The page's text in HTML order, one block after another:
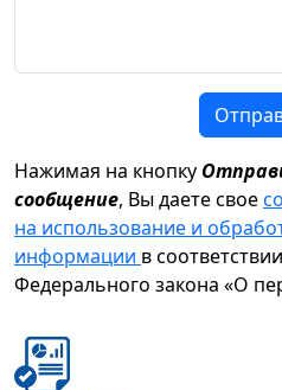
Нажимая на кнопку
сообщение, Вы даете свое
на использование и
информации в
Федерального закона «О